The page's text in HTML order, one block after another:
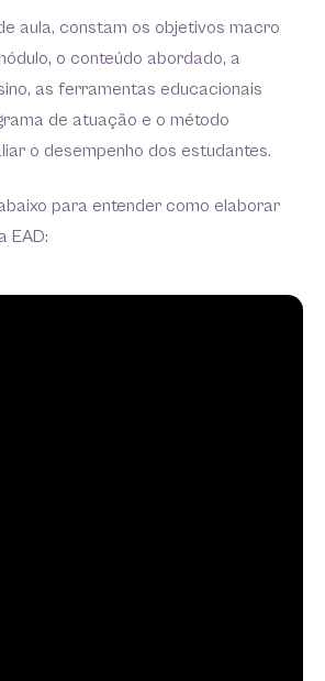
aula, constam os objetivos macro
o conteúdo abordado, a
as ferramentas educacionais
de atuação e o método
o desempenho dos estudantes.
para entender como elaborar
EAD: